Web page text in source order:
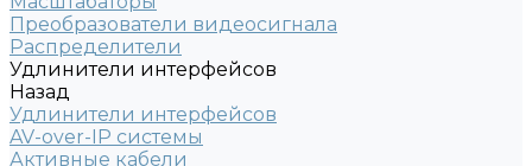
Преобразователи видеосигнала
Распределители
Удлинители интерфейсов
Назад
Удлинители интерфейсов
AV-over-IP системы
Активные кабели